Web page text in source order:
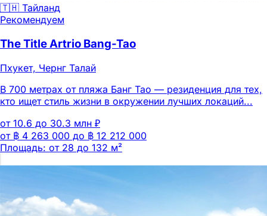
🇹🇭 Тайланд
Рекомендуем
The Title Artrio Bang-Tao
Пхукет, Чернг Талай
В 700 метрах от пляжа Банг Тао — резиденция для тех,
кто ищет стиль жизни в окружении лучших локаций...
от 10.6 до 30.3 млн ₽
от ฿ 4 263 000 до ฿ 12 212 000
Площадь: от 28 до 132 м²